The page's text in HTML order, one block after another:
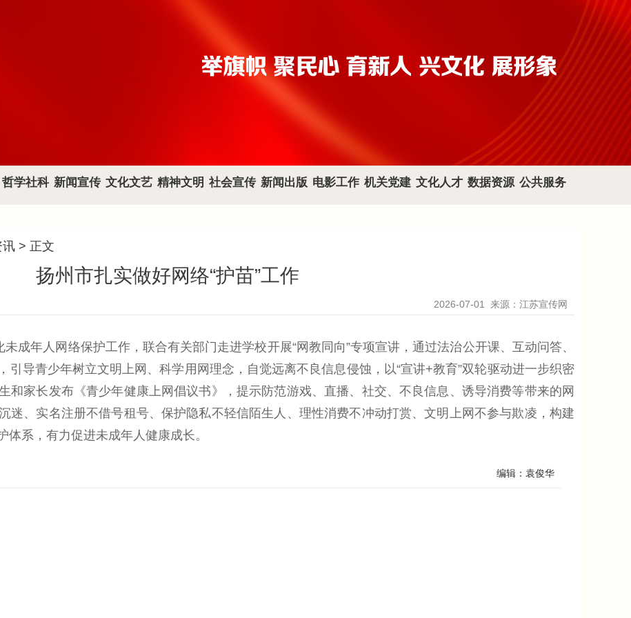
哲学社科 新闻宣传 文化文艺 精神文明 社会宣传 新闻出版 电影工作 机关党建 文化人才 数据资源 公共服务
讯 > 正文
扬州市扎实做好网络“护苗”工作
2026-07-01 来源：江苏宣传网
年人网络保护工作，联合有关部门走进学校开展“网教同向”专项宣讲，通过法治公开课、互动问答、
引导青少年树立文明上网、科学用网理念，自觉远离不良信息侵蚀，以“宣讲+教育”双轮驱动进一步织密
和家长发布《青少年健康上网倡议书》，提示防范游戏、直播、社交、不良信息、诱导消费等带来的网
迷、实名注册不借号租号、保护隐私不轻信陌生人、理性消费不冲动打赏、文明上网不参与欺凌，构建
系，有力促进未成年人健康成长。
编辑：袁俊华